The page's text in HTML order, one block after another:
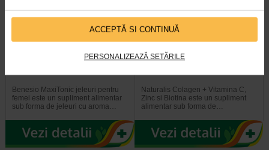
ACCEPTĂ SI CONTINUĂ
PERSONALIZEAZĂ SETĂRILE
Maxitonic pentru femei, 60
Benesio MaxiTonic jeleuri pentru
femei este un supliment alimentar
sub forma de jeleuri cu aroma…
COLAGEN + Vit C, Zinc si
Naturalis Colagen + Vitamina C,
Zinc si Biotina este un supliment
alimentar sub forma de…